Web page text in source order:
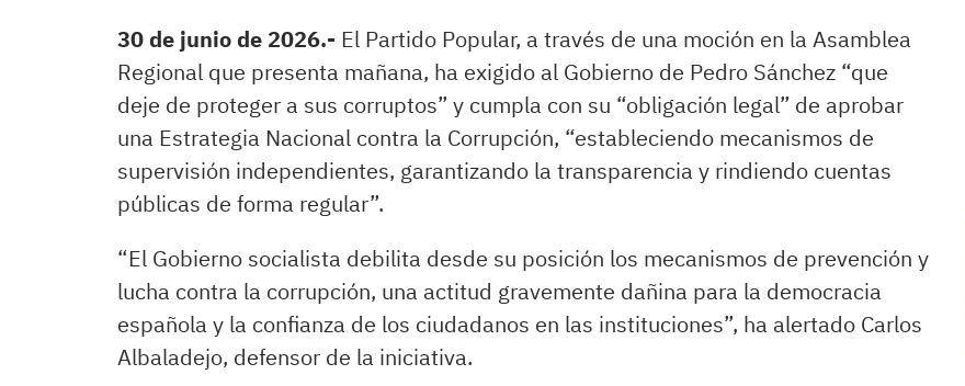
30 de junio de 2026.- El Partido Popular, a través de una moción en la Asamblea
Regional que presenta mañana, ha exigido al Gobierno de Pedro Sánchez “que
deje de proteger a sus corruptos” y cumpla con su “obligación legal” de aprobar
una Estrategia Nacional contra la Corrupción, “estableciendo mecanismos de
supervisión independientes, garantizando la transparencia y rindiendo cuentas
públicas de forma regular”.
“El Gobierno socialista debilita desde su posición los mecanismos de prevención y
lucha contra la corrupción, una actitud gravemente dañina para la democracia
española y la confianza de los ciudadanos en las instituciones”, ha alertado Carlos
Albaladejo, defensor de la iniciativa.